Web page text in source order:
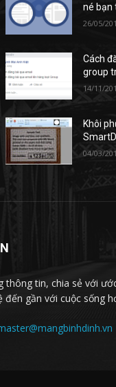
né bạn
26/05/
Cách
group
14/11/
Khôi
04/03/
thông tin, chia sẻ với
đến gần với cuộc sống